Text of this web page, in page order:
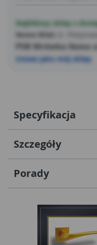
Najbliższy sklep z
Nowa Wieś
PSB Mrówka
Ustaw jako mój sklep
Specyfikacja
Szczegóły
Porady